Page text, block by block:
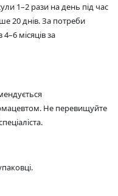
1–2 рази на день під час
20 днів. За потреби
місяців за
Не перевищуйте